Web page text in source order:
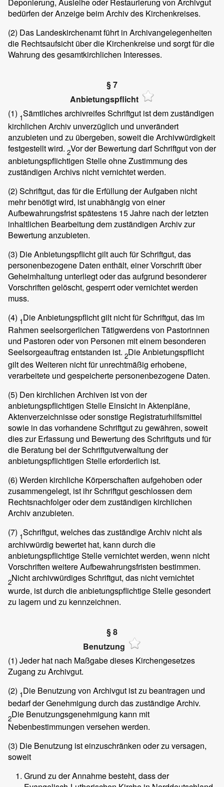
bedürfen der Anzeige beim Archiv des Kirchenkreises.
(2) Das Landeskirchenamt führt in Archivangelegenheiten
die Rechtsaufsicht über die Kirchenkreise und sorgt für die
Wahrung des gesamtkirchlichen Interesses.
§ 7
Anbietungspflicht
(1) 1Sämtliches archivreifes Schriftgut ist dem zuständigen
kirchlichen Archiv unverzüglich und unverändert
anzubieten und zu übergeben, soweit die Archivwürdigkeit
festgestellt wird. 2Vor der Bewertung darf Schriftgut von der
anbietungspflichtigen Stelle ohne Zustimmung des
zuständigen Archivs nicht vernichtet werden.
(2) Schriftgut, das für die Erfüllung der Aufgaben nicht
mehr benötigt wird, ist unabhängig von einer
Aufbewahrungsfrist spätestens 15 Jahre nach der letzten
inhaltlichen Bearbeitung dem zuständigen Archiv zur
Bewertung anzubieten.
(3) Die Anbietungspflicht gilt auch für Schriftgut, das
personenbezogene Daten enthält, einer Vorschrift über
Geheimhaltung unterliegt oder das aufgrund besonderer
Vorschriften gelöscht, gesperrt oder vernichtet werden
muss.
(4) 1Die Anbietungspflicht gilt nicht für Schriftgut, das im
Rahmen seelsorgerlichen Tätigwerdens von Pastorinnen
und Pastoren oder von Personen mit einem besonderen
Seelsorgeauftrag entstanden ist. 2Die Anbietungspflicht
gilt des Weiteren nicht für unrechtmäßig erhobene,
verarbeitete und gespeicherte personenbezogene Daten.
(5) Den kirchlichen Archiven ist von der
anbietungspflichtigen Stelle Einsicht in Aktenpläne,
Aktenverzeichnisse oder sonstige Registraturhilfsmittel
sowie in das vorhandene Schriftgut zu gewähren, soweit
dies zur Erfassung und Bewertung des Schriftguts und für
die Beratung bei der Schriftgutverwaltung der
anbietungspflichtigen Stelle erforderlich ist.
(6) Werden kirchliche Körperschaften aufgehoben oder
zusammengelegt, ist ihr Schriftgut geschlossen dem
Rechtsnachfolger oder dem zuständigen kirchlichen
Archiv anzubieten.
(7) 1Schriftgut, welches das zuständige Archiv nicht als
archivwürdig bewertet hat, kann durch die
anbietungspflichtige Stelle vernichtet werden, wenn nicht
Vorschriften weitere Aufbewahrungsfristen bestimmen.
2Nicht archivwürdiges Schriftgut, das nicht vernichtet
wurde, ist durch die anbietungspflichtige Stelle gesondert
zu lagern und zu kennzeichnen.
§ 8
Benutzung
(1) Jeder hat nach Maßgabe dieses Kirchengesetzes
Zugang zu Archivgut.
(2) 1Die Benutzung von Archivgut ist zu beantragen und
bedarf der Genehmigung durch das zuständige Archiv.
2Die Benutzungsgenehmigung kann mit
Nebenbestimmungen versehen werden.
(3) Die Benutzung ist einzuschränken oder zu versagen,
soweit
Grund zu der Annahme besteht, dass der